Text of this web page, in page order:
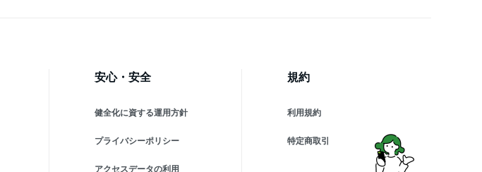
安心・安全
健全化に資する運用方針
プライバシーポリシー
アクセスデータの利用
規約
利用規約
特定商取引